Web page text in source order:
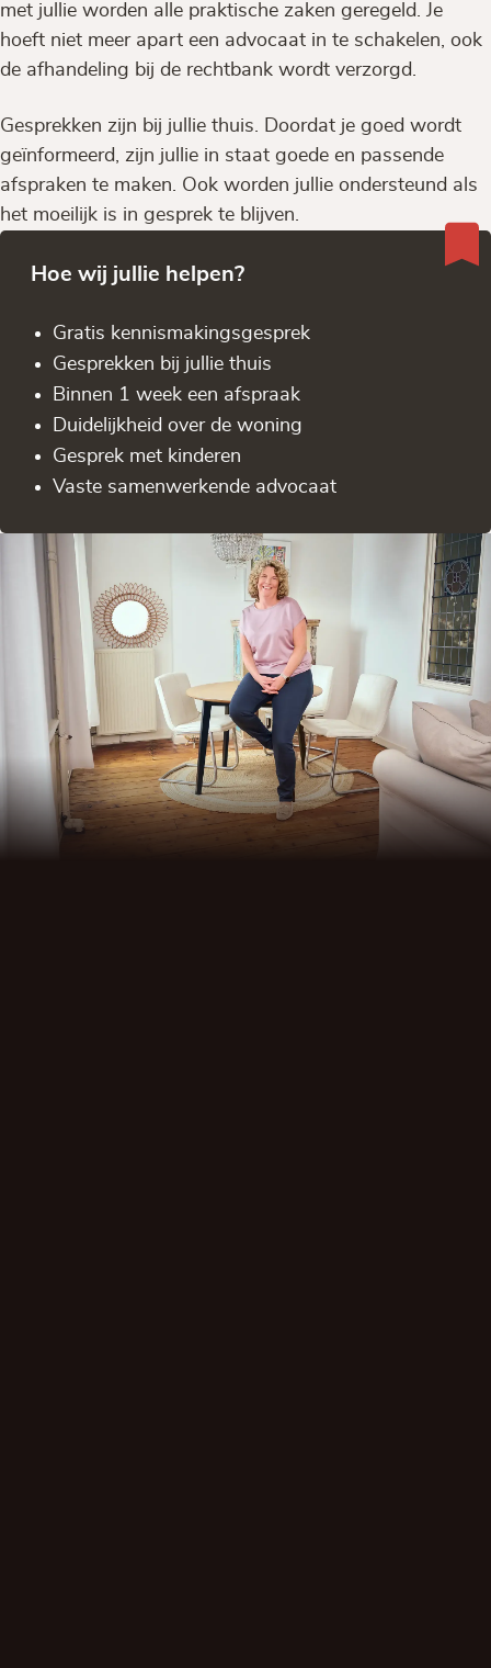
met jullie worden alle praktische zaken geregeld. Je
hoeft niet meer apart een advocaat in te schakelen, ook
de afhandeling bij de rechtbank wordt verzorgd.
Gesprekken zijn bij jullie thuis. Doordat je goed wordt
geïnformeerd, zijn jullie in staat goede en passende
afspraken te maken. Ook worden jullie ondersteund als
het moeilijk is in gesprek te blijven.
Hoe wij jullie helpen?
Gratis kennis­makingsgesprek
Gesprekken bij jullie thuis
Binnen 1 week een afspraak
Duidelijkheid over de woning
Gesprek met kinderen
Vaste samenwerkende advocaat